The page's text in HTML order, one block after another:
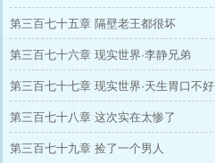
第三百七十五章 隔壁老王都很坏
第三百七十六章 现实世界·李静兄弟
第三百七十七章 现实世界·天生胃口不好
第三百七十八章 这次实在太惨了
第三百七十九章 捡了一个男人